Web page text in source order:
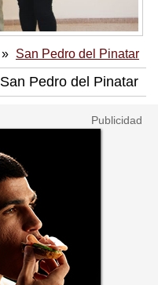
San Pedro del Pinatar
San Pedro del Pinatar